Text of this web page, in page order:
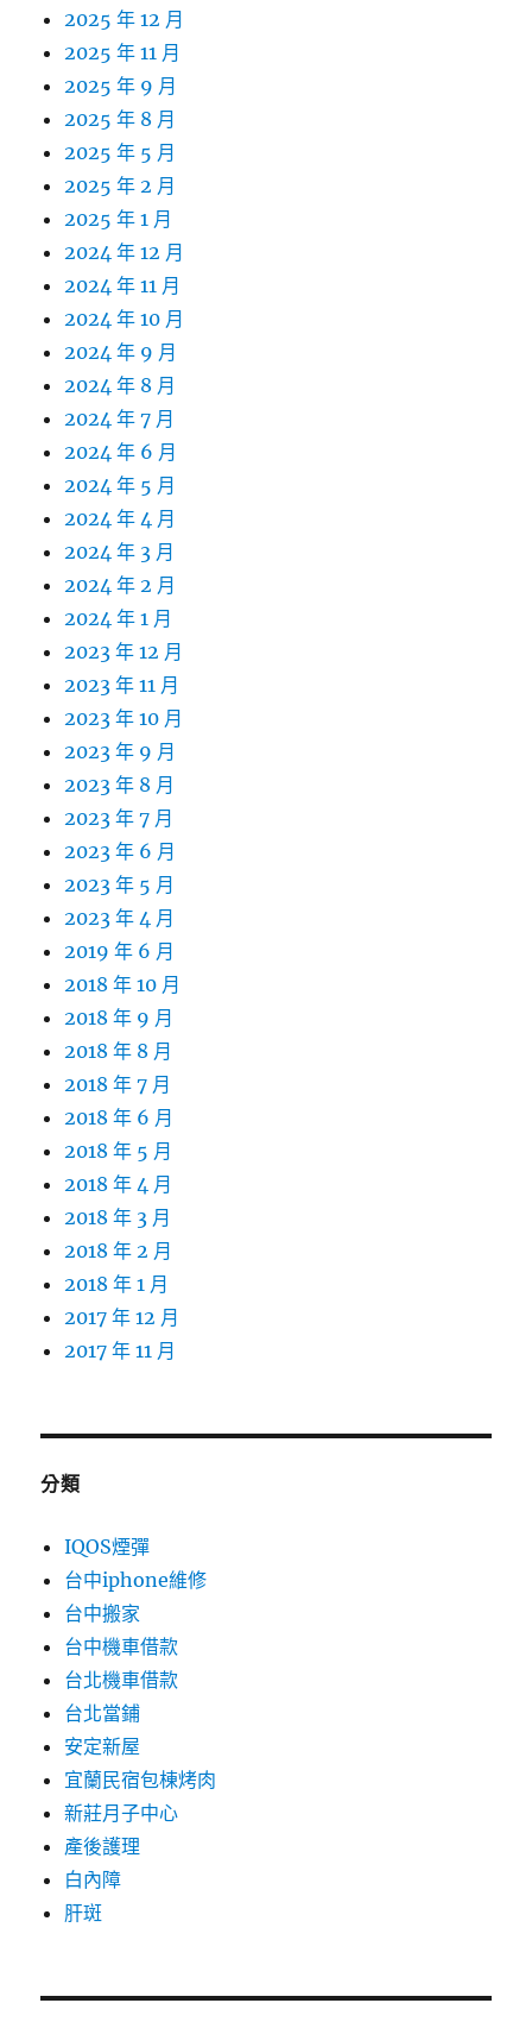
2025 年 12 月
2025 年 11 月
2025 年 9 月
2025 年 8 月
2025 年 5 月
2025 年 2 月
2025 年 1 月
2024 年 12 月
2024 年 11 月
2024 年 10 月
2024 年 9 月
2024 年 8 月
2024 年 7 月
2024 年 6 月
2024 年 5 月
2024 年 4 月
2024 年 3 月
2024 年 2 月
2024 年 1 月
2023 年 12 月
2023 年 11 月
2023 年 10 月
2023 年 9 月
2023 年 8 月
2023 年 7 月
2023 年 6 月
2023 年 5 月
2023 年 4 月
2019 年 6 月
2018 年 10 月
2018 年 9 月
2018 年 8 月
2018 年 7 月
2018 年 6 月
2018 年 5 月
2018 年 4 月
2018 年 3 月
2018 年 2 月
2018 年 1 月
2017 年 12 月
2017 年 11 月
分類
IQOS煙彈
台中iphone維修
台中搬家
台中機車借款
台北機車借款
台北當鋪
安定新屋
宜蘭民宿包棟烤肉
新莊月子中心
產後護理
白內障
肝斑